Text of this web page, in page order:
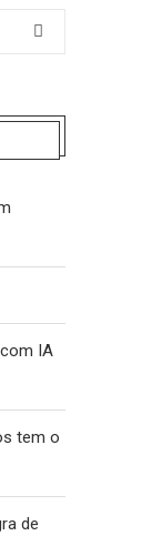
IA
tem o
de